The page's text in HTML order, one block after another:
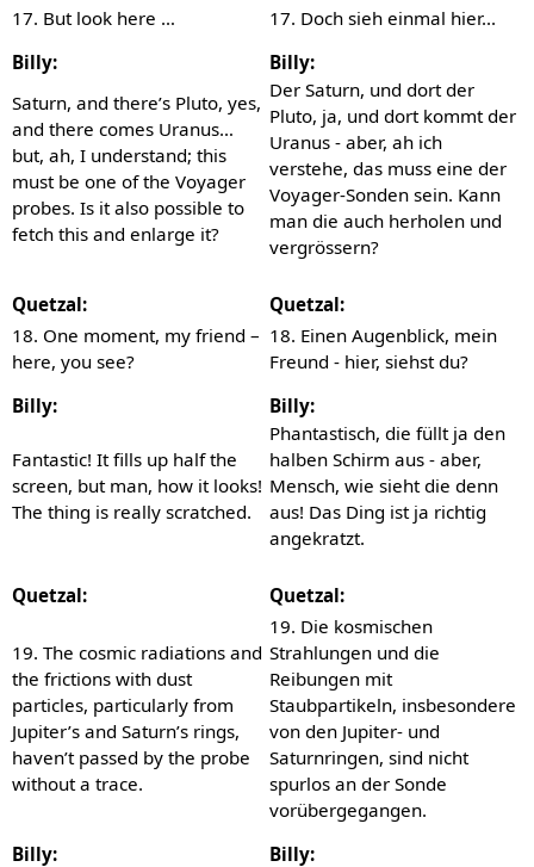
17. But look here …
17. Doch sieh einmal hier...
Billy:
Billy:
Saturn, and there’s Pluto, yes,
and there comes Uranus…
but, ah, I understand; this
must be one of the Voyager
probes. Is it also possible to
fetch this and enlarge it?
Der Saturn, und dort der
Pluto, ja, und dort kommt der
Uranus - aber, ah ich
verstehe, das muss eine der
Voyager-Sonden sein. Kann
man die auch herholen und
vergrössern?
Quetzal:
Quetzal:
18. One moment, my friend –
here, you see?
18. Einen Augenblick, mein
Freund - hier, siehst du?
Billy:
Billy:
Fantastic! It fills up half the
screen, but man, how it looks!
The thing is really scratched.
Phantastisch, die füllt ja den
halben Schirm aus - aber,
Mensch, wie sieht die denn
aus! Das Ding ist ja richtig
angekratzt.
Quetzal: Quetzal:
19. The cosmic radiations and
the frictions with dust
particles, particularly from
Jupiter’s and Saturn’s rings,
haven’t passed by the probe
without a trace.
19. Die kosmischen
Strahlungen und die
Reibungen mit
Staubpartikeln, insbesondere
von den Jupiter- und
Saturnringen, sind nicht
spurlos an der Sonde
vorübergegangen.
Billy:
Billy: